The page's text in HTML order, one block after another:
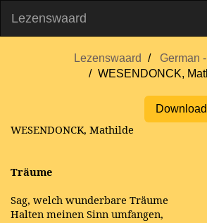
Lezenswaard
Lezenswaard
German
WESENDONCK,
WESENDONCK, Mathilde
Träume
Sag, welch wunderbare Träume
Halten meinen Sinn umfangen,